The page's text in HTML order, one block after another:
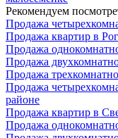
Рекомендуем
Продажа
Продажа квартир в
Продажа
Продажа
Продажа
Продажа
районе
Продажа квартир в
Продажа